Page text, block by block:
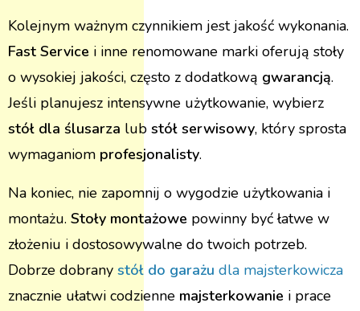
Kolejnym ważnym czynnikiem jest jakość wykonania.
Fast Service i inne renomowane marki oferują stoły
o wysokiej jakości, często z dodatkową gwarancją.
Jeśli planujesz intensywne użytkowanie, wybierz
stół dla ślusarza lub stół serwisowy, który sprosta
wymaganiom profesjonalisty.
Na koniec, nie zapomnij o wygodzie użytkowania i
montażu. Stoły montażowe powinny być łatwe w
złożeniu i dostosowywalne do twoich potrzeb.
Dobrze dobrany stół do garażu dla majsterkowicza
znacznie ułatwi codzienne majsterkowanie i prace